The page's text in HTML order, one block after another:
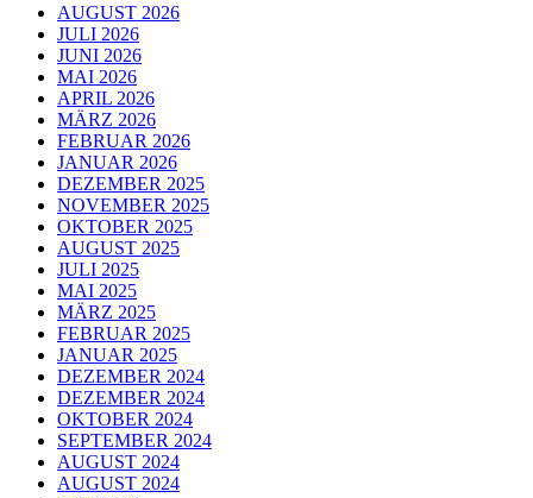
AUGUST 2026
JULI 2026
JUNI 2026
MAI 2026
APRIL 2026
MÄRZ 2026
FEBRUAR 2026
JANUAR 2026
DEZEMBER 2025
NOVEMBER 2025
OKTOBER 2025
AUGUST 2025
JULI 2025
MAI 2025
MÄRZ 2025
FEBRUAR 2025
JANUAR 2025
DEZEMBER 2024
DEZEMBER 2024
OKTOBER 2024
SEPTEMBER 2024
AUGUST 2024
AUGUST 2024